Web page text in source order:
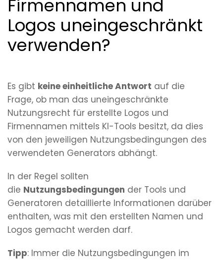
Firmennamen und
Logos uneingeschränkt
verwenden?
Es gibt keine einheitliche Antwort auf die
Frage, ob man das uneingeschränkte
Nutzungsrecht für erstellte Logos und
Firmennamen mittels KI-Tools besitzt, da dies
von den jeweiligen Nutzungsbedingungen des
verwendeten Generators abhängt.
In der Regel sollten
die Nutzungsbedingungen der Tools und
Generatoren detaillierte Informationen darüber
enthalten, was mit den erstellten Namen und
Logos gemacht werden darf.
Tipp: Immer die Nutzungsbedingungen im